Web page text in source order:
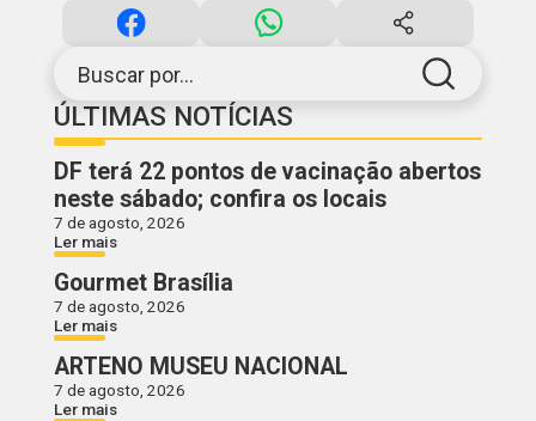
Buscar por...
ÚLTIMAS NOTÍCIAS
DF terá 22 pontos de vacinação abertos
neste sábado; confira os locais
7 de agosto, 2026
Ler mais
Gourmet Brasília
7 de agosto, 2026
Ler mais
ARTENO MUSEU NACIONAL
7 de agosto, 2026
Ler mais